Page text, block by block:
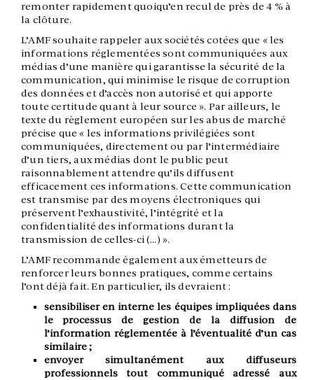
remonter rapidement quoiqu’en recul de près de 4 % à
la clôture.
L’AMF souhaite rappeler aux sociétés cotées que « les
informations réglementées sont communiquées aux
médias d’une manière qui garantisse la sécurité de la
communication, qui minimise le risque de corruption
des données et d’accès non autorisé et qui apporte
toute certitude quant à leur source ». Par ailleurs, le
texte du règlement européen sur les abus de marché
précise que « les informations privilégiées sont
communiquées, directement ou par l’intermédiaire
d’un tiers, aux médias dont le public peut
raisonnablement attendre qu’ils diffusent
efficacement ces informations. Cette communication
est transmise par des moyens électroniques qui
préservent l’exhaustivité, l’intégrité et la
confidentialité des informations durant la
transmission de celles-ci (…) ».
L’AMF recommande également aux émetteurs de
renforcer leurs bonnes pratiques, comme certains
l’ont déjà fait. En particulier, ils devraient :
sensibiliser en interne les équipes impliquées dans
le processus de gestion de la diffusion de
l’information réglementée à l’éventualité d’un cas
similaire ;
envoyer simultanément aux diffuseurs
professionnels tout communiqué adressé aux